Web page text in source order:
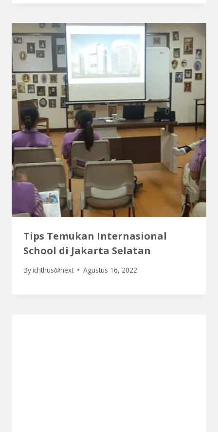
Tips Temukan Internasional
School di Jakarta Selatan
Byichthus@next Agustus 16, 2022